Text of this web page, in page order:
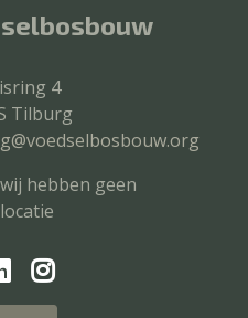
4
Tilburg
hebben geen